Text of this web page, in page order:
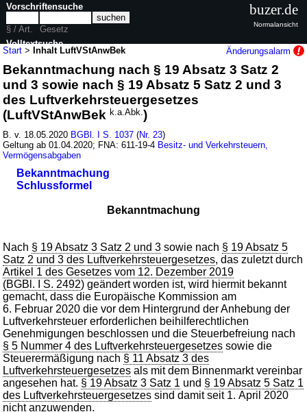
Start >Inhalt LuftVStAnwBek Änderungsalarm
Bekanntmachung nach § 19 Absatz 3 Satz 2
und 3 sowie nach § 19 Absatz 5 Satz 2 und 3
des Luftverkehrsteuergesetzes
(LuftVStAnwBekk.a.Abk.)
B. v. 18.05.2020 BGBl. I S. 1037 (Nr. 23)
Geltung ab 01.04.2020; FNA: 611-19-4 Besitz- und Verkehrsteuern,
Vermögensabgaben
Bekanntmachung
Schlussformel
Bekanntmachung
Nach § 19 Absatz 3 Satz 2 und 3 sowie nach § 19 Absatz 5
Satz 2 und 3 des Luftverkehrsteuergesetzes, das zuletzt durch
Artikel 1 des Gesetzes vom 12. Dezember 2019
(BGBl. I S. 2492) geändert worden ist, wird hiermit bekannt
gemacht, dass die Europäische Kommission am
6. Februar 2020 die vor dem Hintergrund der Anhebung der
Luftverkehrsteuer erforderlichen beihilferechtlichen
Genehmigungen beschlossen und die Steuerbefreiung nach
§ 5 Nummer 4 des Luftverkehrsteuergesetzes sowie die
Steuerermäßigung nach § 11 Absatz 3 des
Luftverkehrsteuergesetzes als mit dem Binnenmarkt vereinbar
angesehen hat. § 19 Absatz 3 Satz 1 und § 19 Absatz 5 Satz 1
des Luftverkehrsteuergesetzes sind damit seit 1. April 2020
nicht anzuwenden.
Vorschriftensuche
§ / Art.
Gesetz
Volltextsuche
nur in LuftVStAnwBek
buzer.de
Normalansicht